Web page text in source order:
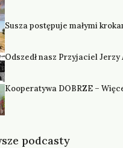
Susza postępuje małymi
Odszedł nasz Przyjaciel Jerzy
Kooperatywa DOBRZE –
podcasty